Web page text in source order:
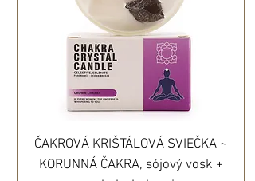
ČAKROVÁ KRIŠTÁLOVÁ SVIEČKA ~
KORUNNÁ ČAKRA, sójový vosk +